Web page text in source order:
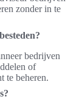
zonder in te
bedrijven
of
te beheren.